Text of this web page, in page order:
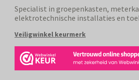
Specialist in groepenkasten,
elektrotechnische installaties en
Veiligwinkel keurmerk